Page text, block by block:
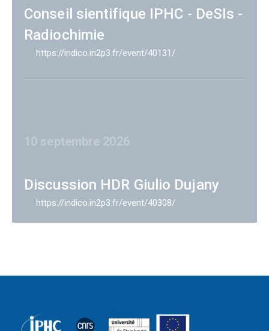
Conseil sientifique IPHC - DeSIs -
Radiochimie
https://indico.in2p3.fr/event/40131/
10 septembre 2026
Discussion HDR Giulio Dujany
https://indico.in2p3.fr/event/40308/